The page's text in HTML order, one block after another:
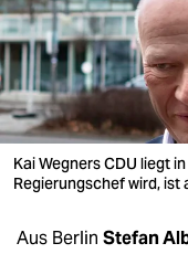
nord
wahrheit
verlag
verlag
shop
Kai Wegners CDU liegt
Regierungschef wird, ist
Aus Berlin Stefan